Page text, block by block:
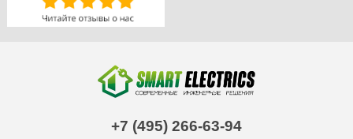
+7 (495) 266-63-94